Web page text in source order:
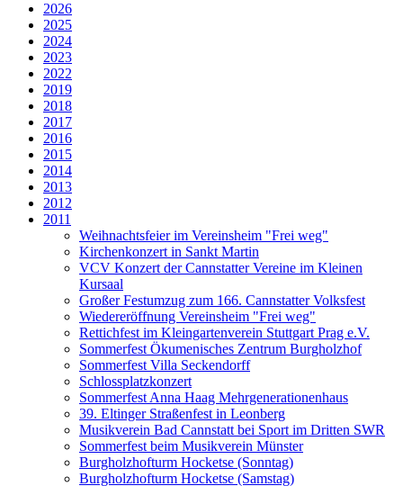
2026
2025
2024
2023
2022
2019
2018
2017
2016
2015
2014
2013
2012
2011
Weihnachtsfeier im Vereinsheim "Frei weg"
Kirchenkonzert in Sankt Martin
VCV Konzert der Cannstatter Vereine im Kleinen
Kursaal
Großer Festumzug zum 166. Cannstatter Volksfest
Wiedereröffnung Vereinsheim "Frei weg"
Rettichfest im Kleingartenverein Stuttgart Prag e.V.
Sommerfest Ökumenisches Zentrum Burgholzhof
Sommerfest Villa Seckendorff
Schlossplatzkonzert
Sommerfest Anna Haag Mehrgenerationenhaus
39. Eltinger Straßenfest in Leonberg
Musikverein Bad Cannstatt bei Sport im Dritten SWR
Sommerfest beim Musikverein Münster
Burgholzhofturm Hocketse (Sonntag)
Burgholzhofturm Hocketse (Samstag)